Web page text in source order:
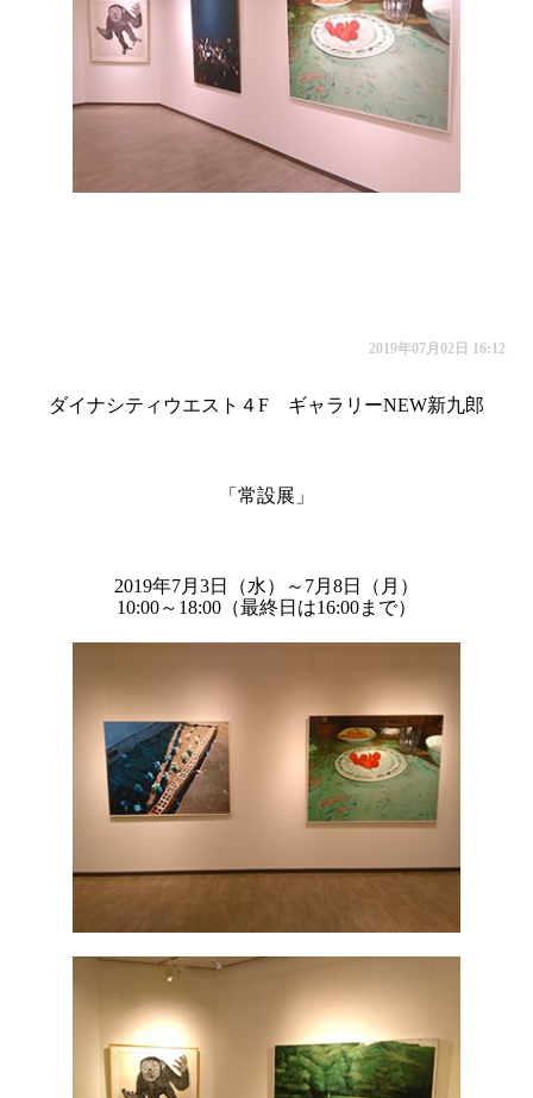
2019年07月02日 16:12
ダイナシティウエスト４F ギャラリーNEW新九郎
「常設展」
2019年7月3日（水）～7月8日（月）
10:00～18:00（最終日は16:00まで）